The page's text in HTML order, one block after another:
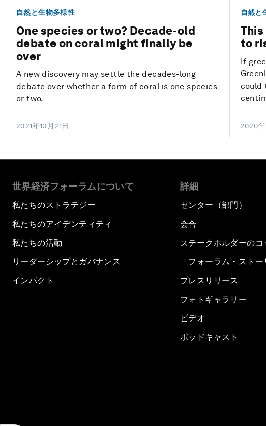
自然と生物多様性
One species or two? Decade-old
debate on coral might finally be
over
A new discovery may settle the decades-long
debate over whether a form of coral is one species
or two.
2021年10月21日
自然と
to
If
could
2020
世界経済フォーラムについて
私たちのストラテジー
私たちのアイデンティティ
私たちの活動
リーダーシップとガバナンス
インパクト
詳細
センター（部門）
会合
ステークホルダーのコ
「フォーラム・ストー
プレスリリース
フォトギャラリー
ビデオ
ポッドキャスト